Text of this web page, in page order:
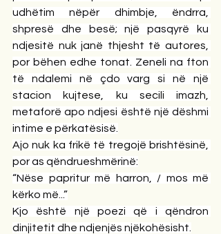
udhëtim nëpër dhimbje, ëndrra,
shpresë dhe besë; një pasqyrë ku
ndjesitë nuk janë thjesht të autores,
por bëhen edhe tonat. Zeneli na fton
të ndalemi në çdo varg si në një
stacion kujtese, ku secili imazh,
metaforë apo ndjesi është një dëshmi
intime e përkatësisë.
Ajo nuk ka frikë të tregojë brishtësinë,
por as qëndrueshmërinë:
“Nëse papritur më harron, / mos më
kërko më...”
Kjo është një poezi që i qëndron
dinjitetit dhe ndjenjës njëkohësisht.